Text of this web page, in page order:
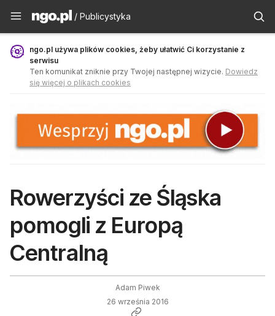
Publicystyka - ngo.pl
/ Publicystyka
ngo.pl używa plików cookies, żeby ułatwić Ci korzystanie z
serwisu
Ten komunikat zniknie przy Twojej następnej wizycie. Dowiedz
się więcej o plikach cookies
Rowerzyści ze Śląska
pomogli z Europą
Centralną
Adam Piwek
26 września 2016